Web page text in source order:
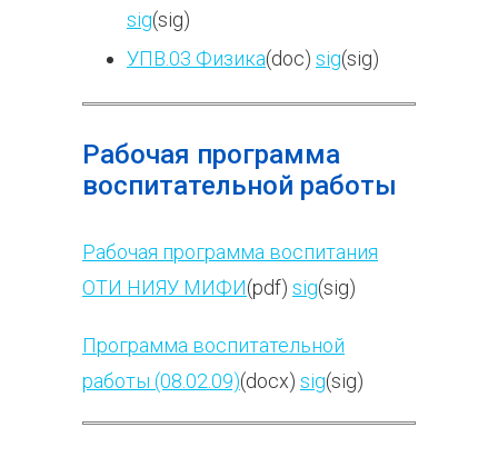
sig(sig)
УПВ.03 Физика(doc) sig(sig)
Рабочая программа
воспитательной работы
Рабочая программа воспитания
ОТИ НИЯУ МИФИ(pdf) sig(sig)
Программа воспитательной
работы (08.02.09)(docx) sig(sig)